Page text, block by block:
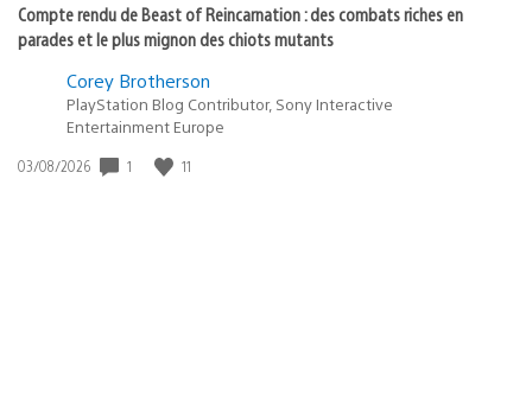
Compte rendu de Beast of Reincarnation : des combats riches en
parades et le plus mignon des chiots mutants
Corey Brotherson
PlayStation Blog Contributor, Sony Interactive
Entertainment Europe
Date
03/08/2026 1 11